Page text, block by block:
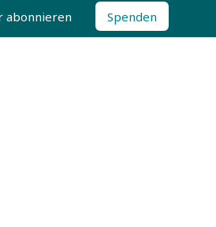
abonnieren Spenden